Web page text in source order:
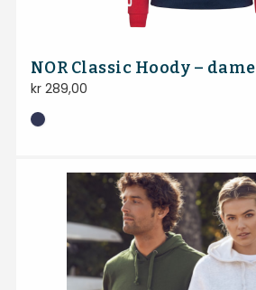
NOR Classic Hoody – dame
kr289,00